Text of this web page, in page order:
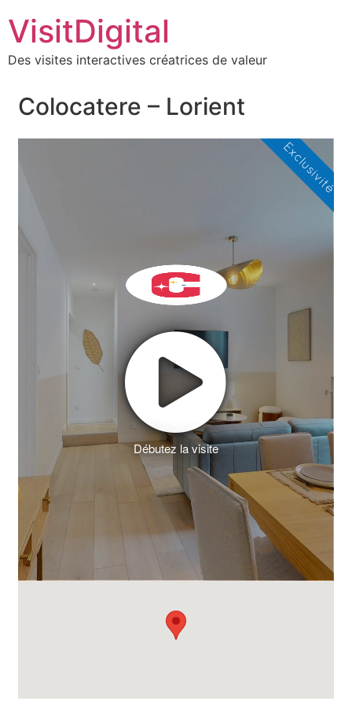
VisitDigital
Des visites interactives créatrices de valeur
Colocatere – Lorient
Débutez la visite